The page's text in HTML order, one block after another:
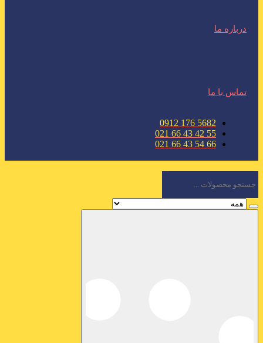
درباره ما
تماس با ما
5682 176 0912
55 42 43 66 021
66 54 43 66 021